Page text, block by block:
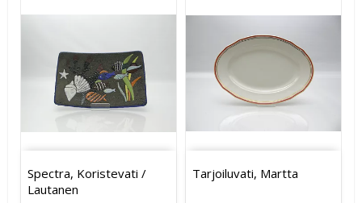
Spectra, Koristevati /
Lautanen
Tarjoiluvati, Martta